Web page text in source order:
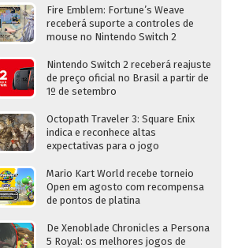
Fire Emblem: Fortune’s Weave
receberá suporte a controles de
mouse no Nintendo Switch 2
Nintendo Switch 2 receberá reajuste
de preço oficial no Brasil a partir de
1º de setembro
Octopath Traveler 3: Square Enix
indica e reconhece altas
expectativas para o jogo
Mario Kart World recebe torneio
Open em agosto com recompensa
de pontos de platina
De Xenoblade Chronicles a Persona
5 Royal: os melhores jogos de